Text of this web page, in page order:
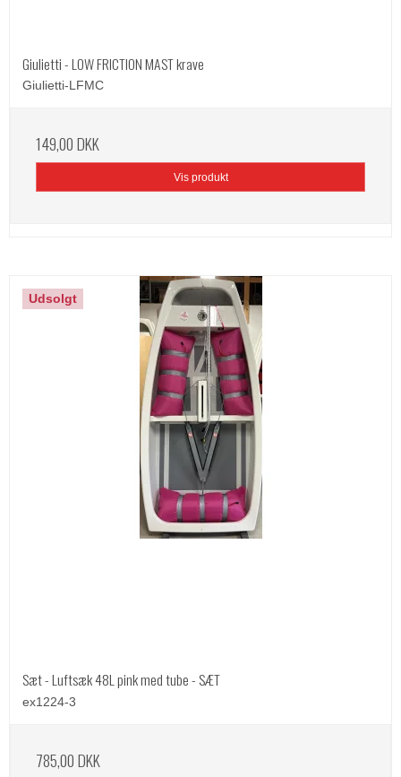
Giulietti - LOW FRICTION MAST krave
Giulietti-LFMC
149,00 DKK
Vis produkt
Udsolgt
Sæt - Luftsæk 48L pink med tube - SÆT
ex1224-3
785,00 DKK